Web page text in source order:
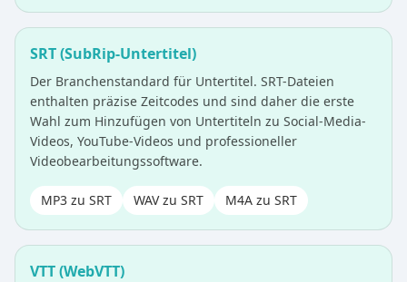
SRT (SubRip-Untertitel)
Der Branchenstandard für Untertitel. SRT-Dateien
enthalten präzise Zeitcodes und sind daher die erste
Wahl zum Hinzufügen von Untertiteln zu Social-Media-
Videos, YouTube-Videos und professioneller
Videobearbeitungssoftware.
MP3 zu SRT WAV zu SRT M4A zu SRT
VTT (WebVTT)